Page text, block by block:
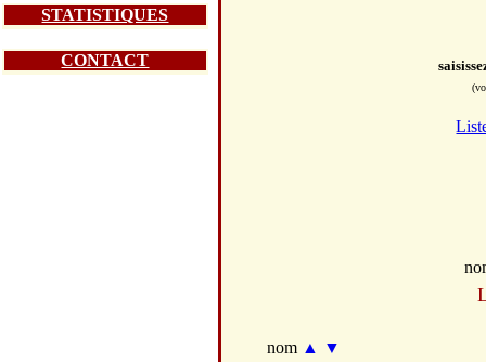
STATISTIQUES
CONTACT
nom ▲
▼